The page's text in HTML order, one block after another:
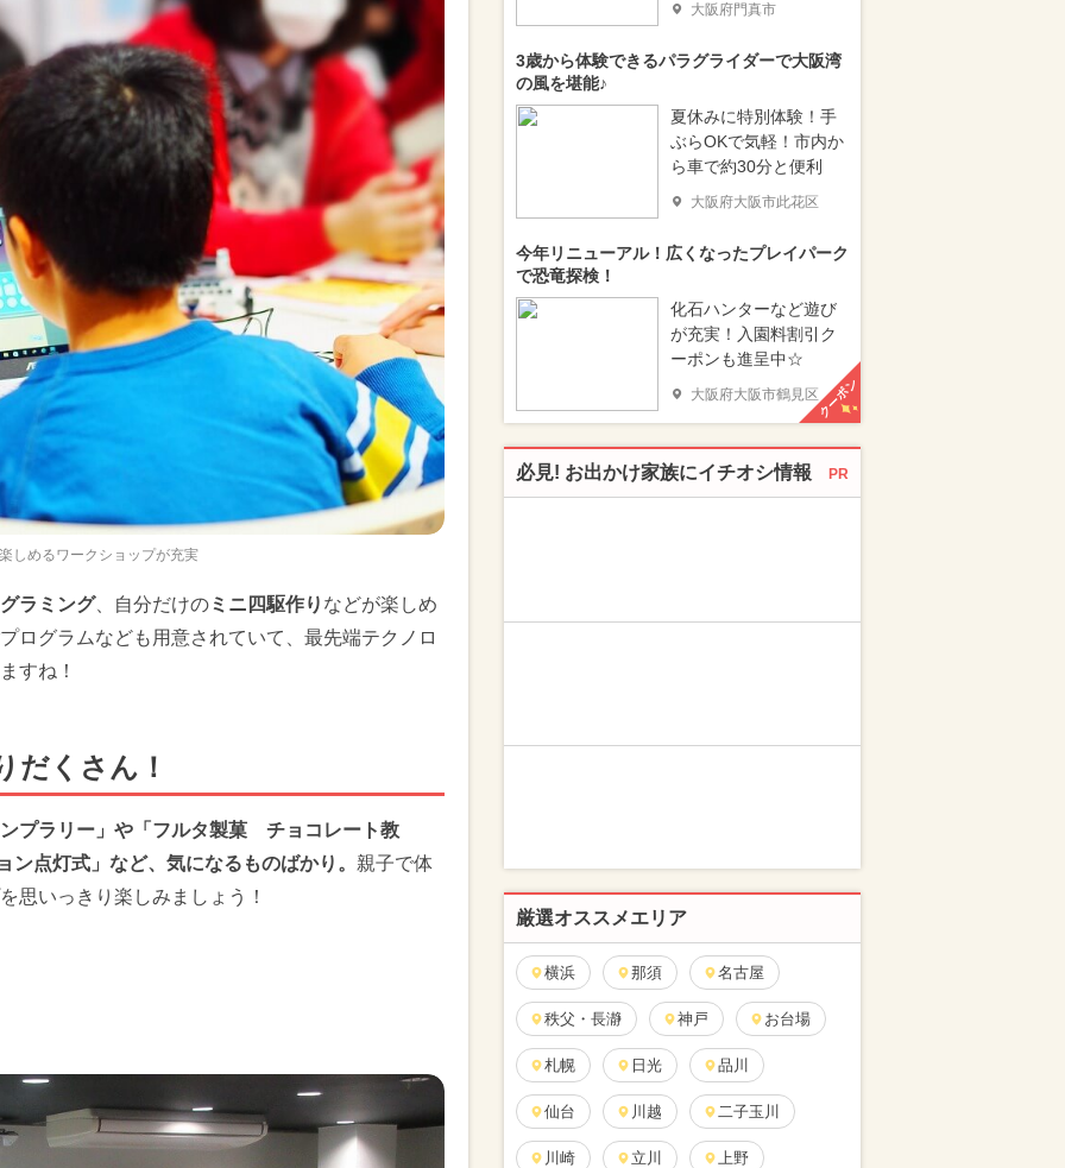
しめるワークショップが充実
ラミング、自分だけのミニ四駆作り などが楽しめ
プログラムなども用意されていて、最先端テクノロ
すね！
だくさん！
プラリー」や「フルタ製菓 チョコレート教
点灯式」など、気になるものばかり。 親子で体
思いっきり楽しみましょう！
大阪府門真市
3歳から体験できるパラグライダーで大阪湾
の風を堪能♪
夏休みに特別体験！手
ぶらOKで気軽！市内か
ら車で約30分と便利
大阪府大阪市此花区
今年リニューアル！広くなったプレイパーク
で恐竜探検！
化石ハンターなど遊び
が充実！入園料割引ク
ーポンも進呈中☆
大阪府大阪市鶴見区クーポン
必見! お出かけ家族にイチオシ情報 PR
厳選オススメエリア
横浜 那須 名古屋
秩父・長瀞 神戸 お台場
札幌 日光 品川
仙台 川越 二子玉川
川崎 立川 上野